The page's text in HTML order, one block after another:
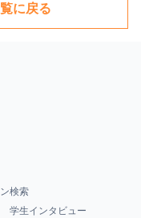
に戻る
検索
学生インタビュー